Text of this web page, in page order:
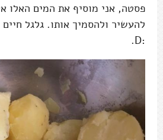
פסטה, אני מוסיף את המים האלו
להעשיר ולהסמיך אותו. גלגל
:D.